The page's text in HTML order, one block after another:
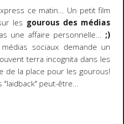
ce matin... Un petit film
les gourous des médias
une affaire personnelle...;)
sociaux demande un
terra incognita dans les
de la place pour les gourous!
peut-être...